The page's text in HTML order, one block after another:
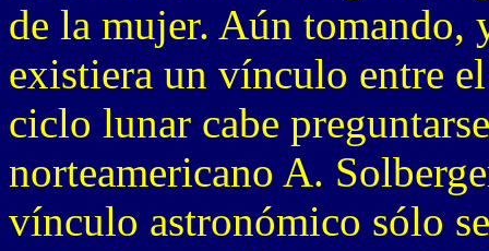
de la mujer. Aún tomando,
existiera un vínculo entre
ciclo lunar cabe
norteamericano A.
vínculo astronómico sólo